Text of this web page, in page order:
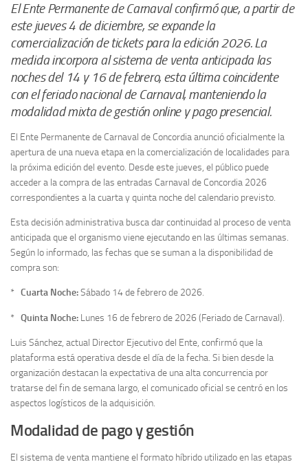
El Ente Permanente de Carnaval confirmó que, a partir de
este jueves 4 de diciembre, se expande la
comercialización de tickets para la edición 2026. La
medida incorpora al sistema de venta anticipada las
noches del 14 y 16 de febrero, esta última coincidente
con el feriado nacional de Carnaval, manteniendo la
modalidad mixta de gestión online y pago presencial.
El Ente Permanente de Carnaval de Concordia anunció oficialmente la
apertura de una nueva etapa en la comercialización de localidades para
la próxima edición del evento. Desde este jueves, el público puede
acceder a la compra de las entradas Carnaval de Concordia 2026
correspondientes a la cuarta y quinta noche del calendario previsto.
Esta decisión administrativa busca dar continuidad al proceso de venta
anticipada que el organismo viene ejecutando en las últimas semanas.
Según lo informado, las fechas que se suman a la disponibilidad de
compra son:
* Cuarta Noche:Sábado 14 de febrero de 2026.
* Quinta Noche: Lunes 16 de febrero de 2026 (Feriado de Carnaval).
Luis Sánchez, actual Director Ejecutivo del Ente, confirmó que la
plataforma está operativa desde el día de la fecha. Si bien desde la
organización destacan la expectativa de una alta concurrencia por
tratarse del fin de semana largo, el comunicado oficial se centró en los
aspectos logísticos de la adquisición.
Modalidad de pago y gestión
El sistema de venta mantiene el formato híbrido utilizado en las etapas